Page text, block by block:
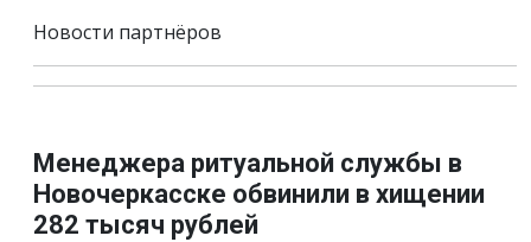
Новости партнёров
Менеджера ритуальной службы в
Новочеркасске обвинили в хищении
282 тысяч рублей